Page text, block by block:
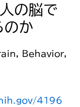
の脳で
のか
Behavior,
4196